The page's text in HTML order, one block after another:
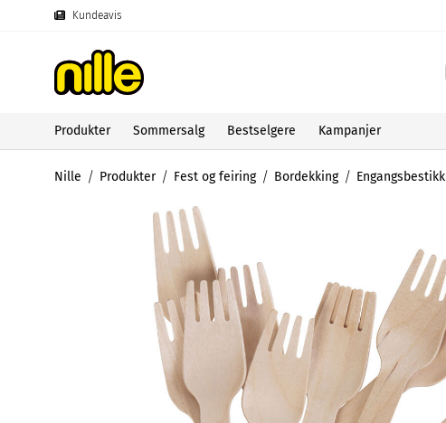
Kundeavis
Produkter Sommersalg Bestselgere Kampanjer
Nille Produkter Fest og feiring Bordekking Engangsbestikk